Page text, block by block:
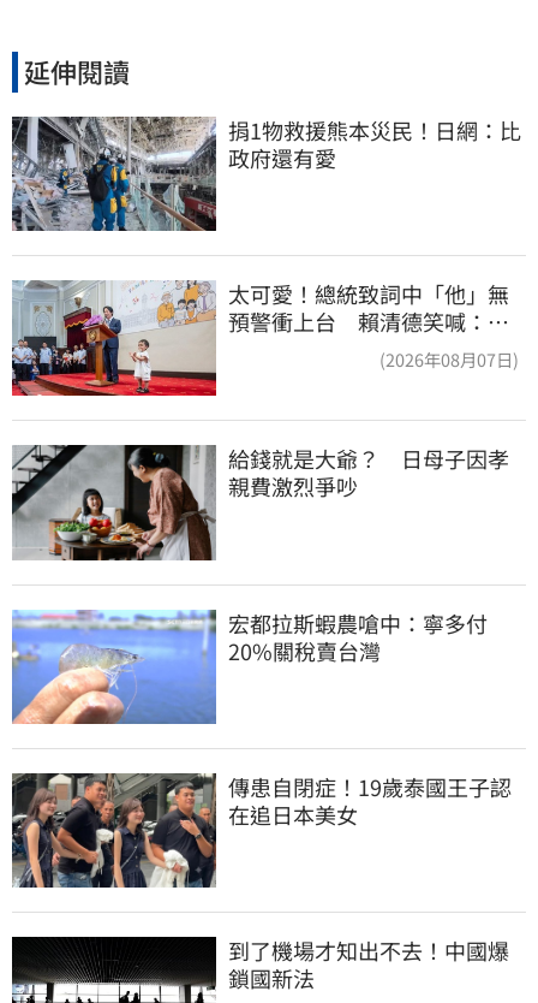
延伸閱讀
捐1物救援熊本災民！日網：比
政府還有愛
太可愛！總統致詞中「他」無
預警衝上台 賴清德笑喊：卸
(2026年08月07日)
給錢就是大爺？　日母子因孝
親費激烈爭吵
宏都拉斯蝦農嗆中：寧多付
20%關稅賣台灣
傳患自閉症！19歲泰國王子認
在追日本美女
到了機場才知出不去！中國爆
鎖國新法